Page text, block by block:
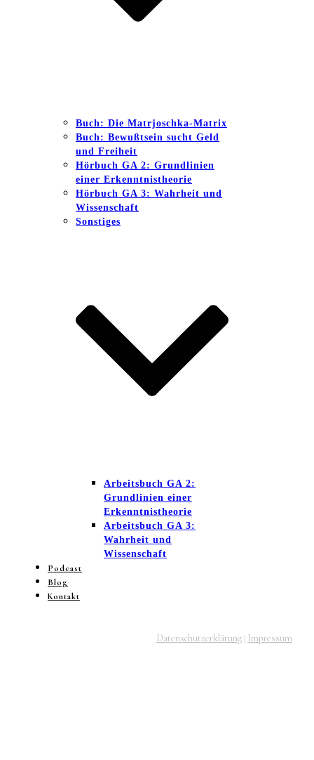
Buch: Die Matrjoschka-Matrix
Buch: Bewußtsein sucht Geld
und Freiheit
Hörbuch GA 2: Grundlinien
einer Erkenntnistheorie
Hörbuch GA 3: Wahrheit und
Wissenschaft
Sonstiges
Arbeitsbuch GA 2:
Grundlinien einer
Erkenntnistheorie
Arbeitsbuch GA 3:
Wahrheit und
Wissenschaft
Podcast
Blog
Kontakt
Datenschutzerklärung | Impressum